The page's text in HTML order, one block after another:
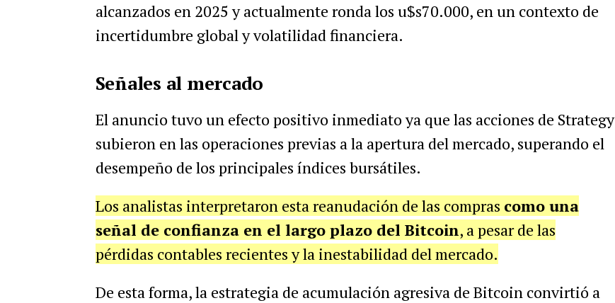
alcanzados en 2025 y actualmente ronda los u$s70.000, en un contexto de
incertidumbre global y volatilidad financiera.
Señales al mercado
El anuncio tuvo un efecto positivo inmediato ya que las acciones de Strategy
subieron en las operaciones previas a la apertura del mercado, superando el
desempeño de los principales índices bursátiles.
Los analistas interpretaron esta reanudación de las compras como una
señal de confianza en el largo plazo del Bitcoin, a pesar de las
pérdidas contables recientes y la inestabilidad del mercado.
De esta forma, la estrategia de acumulación agresiva de Bitcoin convirtió a